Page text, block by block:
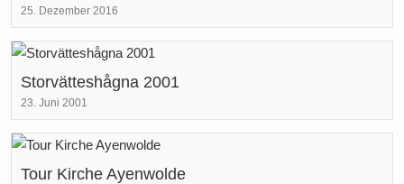
25. Dezember 2016
Storvätteshågna 2001
23. Juni 2001
Tour Kirche Ayenwolde